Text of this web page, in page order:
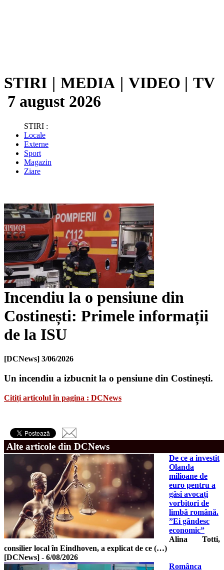
STIRI | MEDIA | VIDEO | TV
7 august 2026
STIRI :
Locale
Externe
Sport
Magazin
Ziare
Incendiu la o pensiune din
Costinești: Primele informații
de la ISU
[DCNews] 3/06/2026
Un incendiu a izbucnit la o pensiune din Costinești.
Citiți articolul în pagina : DCNews
Alte articole din DCNews
De ce a investit
Olanda
milioane de
euro pentru a
găsi avocați
vorbitori de
limbă română.
”Ei gândesc
economic”
Alina Totti,
consilier local în Eindhoven, a explicat de ce (…)
[DCNews] - 6/08/2026
Românca